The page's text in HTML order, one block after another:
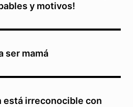
y motivos!
ser mamá
está irreconocible con